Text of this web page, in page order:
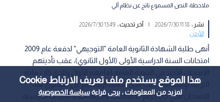
هذا الموقع يستخدم ملف تعريف الارتباط Cookie
لمزيد من المعلومات ، يرجى قراءةسياسة الخصوصية
ملاحظة: النص المسموع ناتج عن نظام آلي
نشر :11:18 2026/7/30
| آخر تحديث :13:49 2026/7/30
الأردن
أنهى طلبة الشهادة الثانوية العامة "التوجيهي" لدفعة عام 2009
امتحانات السنة الدراسية الأولى (الأول الثانوي)، عقب تأديتهم
التربية الإسلامية؛ حيث أبدى الطلبة ارتياحهم عن مستوى هذا
الامتحان الذي جاء كرابع الامتحانات وآخرها لهذه المرحلة الدراسية،